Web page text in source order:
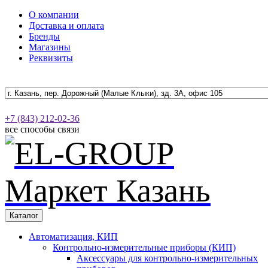
О компании
Доставка и оплата
Бренды
Магазины
Реквизиты
+7 (843) 212-02-36
все способы связи
Каталог
Автоматизация, КИП
Контрольно-измерительные приборы (КИП)
Аксессуары для контрольно-измерительных